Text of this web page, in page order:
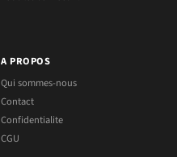
A PROPOS
Qui sommes-nous
Contact
Confidentialite
CGU